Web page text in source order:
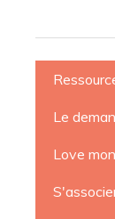
Le
Love